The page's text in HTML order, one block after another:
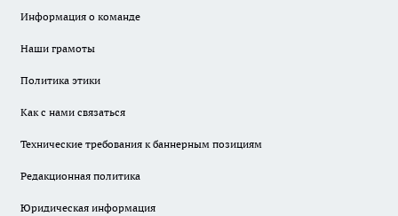
Информация о команде
Наши грамоты
Политика этики
Как с нами связаться
Технические требования к баннерным позициям
Редакционная политика
Юридическая информация